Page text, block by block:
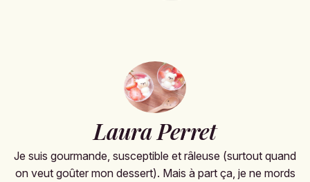
Laura Perret
Je suis gourmande, susceptible et râleuse (surtout quand
on veut goûter mon dessert). Mais à part ça, je ne mords